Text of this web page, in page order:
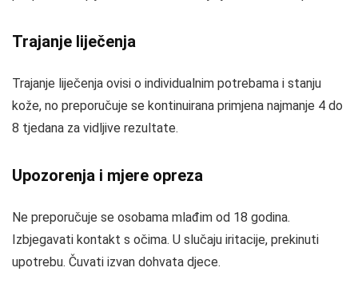
Trajanje liječenja
Trajanje liječenja ovisi o individualnim potrebama i stanju
kože, no preporučuje se kontinuirana primjena najmanje 4 do
8 tjedana za vidljive rezultate.
Upozorenja i mjere opreza
Ne preporučuje se osobama mlađim od 18 godina.
Izbjegavati kontakt s očima. U slučaju iritacije, prekinuti
upotrebu. Čuvati izvan dohvata djece.